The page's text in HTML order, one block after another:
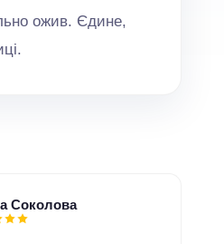
ожив. Єдине,
Соколова